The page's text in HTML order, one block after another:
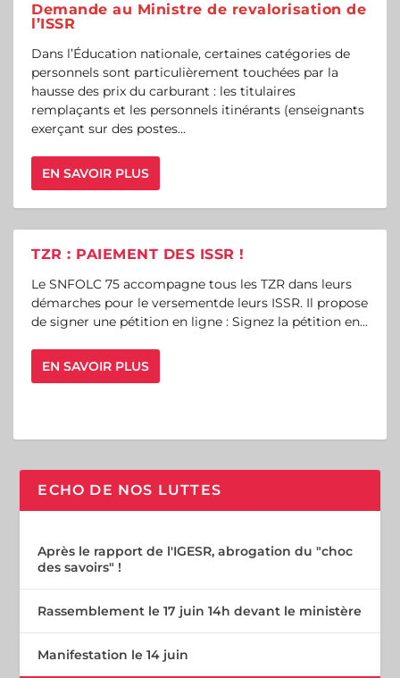
Demande au Ministre de revalorisation de
l’ISSR
Dans l’Éducation nationale, certaines catégories de
personnels sont particulièrement touchées par la
hausse des prix du carburant : les titulaires
remplaçants et les personnels itinérants (enseignants
exerçant sur des postes...
EN SAVOIR PLUS
TZR : PAIEMENT DES ISSR !
Le SNFOLC 75 accompagne tous les TZR dans leurs
démarches pour le versementde leurs ISSR. Il propose
de signer une pétition en ligne : Signez la pétition en...
EN SAVOIR PLUS
ECHO DE NOS LUTTES
Après le rapport de l'IGESR, abrogation du "choc
des savoirs" !
Rassemblement le 17 juin 14h devant le ministère
Manifestation le 14 juin